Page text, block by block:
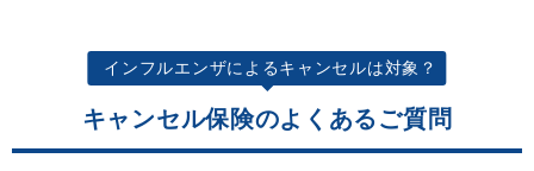
インフルエンザによるキャンセルは対象？
キャンセル保険のよくあるご質問